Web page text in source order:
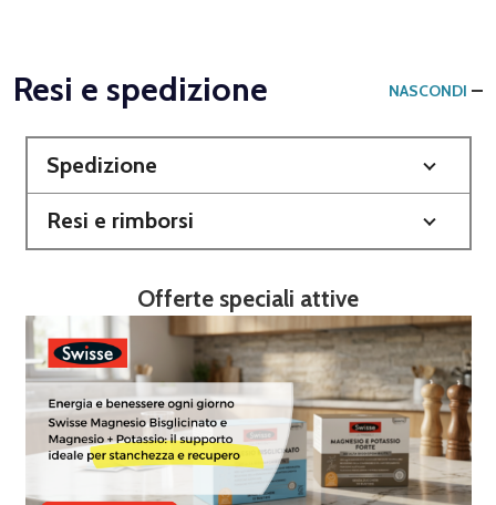
Resi e spedizione NASCONDI
Spedizione
Resi e rimborsi
Offerte speciali attive